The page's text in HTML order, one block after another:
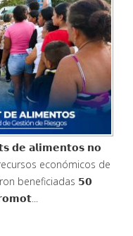
𝗱𝗲 𝗮𝗹𝗶𝗺𝗲𝗻𝘁𝗼𝘀 𝗻𝗼
económicos de
beneficiadas 𝟱𝟬